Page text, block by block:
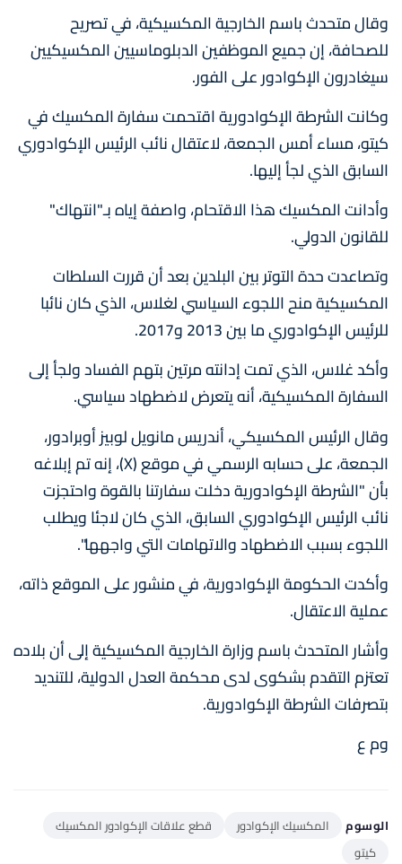
وقال متحدث باسم الخارجية المكسيكية، في تصريح
للصحافة، إن جميع الموظفين الدبلوماسيين المكسيكيين
سيغادرون الإكوادور على الفور.
وكانت الشرطة الإكوادورية اقتحمت سفارة المكسيك في
كيتو، مساء أمس الجمعة، لاعتقال نائب الرئيس الإكوادوري
السابق الذي لجأ إليها.
وأدانت المكسيك هذا الاقتحام، واصفة إياه بـ"انتهاك"
للقانون الدولي.
وتصاعدت حدة التوتر بين البلدين بعد أن قررت السلطات
المكسيكية منح اللجوء السياسي لغلاس، الذي كان نائبا
للرئيس الإكوادوري ما بين 2013 و2017.
وأكد غلاس، الذي تمت إدانته مرتين بتهم الفساد ولجأ إلى
السفارة المكسيكية، أنه يتعرض لاضطهاد سياسي.
وقال الرئيس المكسيكي، أندريس مانويل لوبيز أوبرادور،
الجمعة، على حسابه الرسمي في موقع (X)، إنه تم إبلاغه
بأن "الشرطة الإكوادورية دخلت سفارتنا بالقوة واحتجزت
نائب الرئيس الإكوادوري السابق، الذي كان لاجئا ويطلب
اللجوء بسبب الاضطهاد والاتهامات التي واجهها​​​".
وأكدت الحكومة الإكوادورية، في منشور على الموقع ذاته،
عملية الاعتقال.
وأشار المتحدث باسم وزارة الخارجية المكسيكية إلى أن بلاده
تعتزم التقدم بشكوى لدى محكمة العدل الدولية، للتنديد
بتصرفات الشرطة الإكوادورية.
وم ع
الوسوم المكسيك الإكوادور
قطع علاقات الإكوادور المكسيك
كيتو